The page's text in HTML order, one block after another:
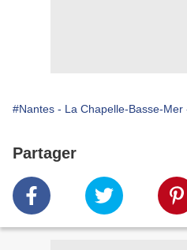
#Nantes - La Chapelle-Basse-
Partager